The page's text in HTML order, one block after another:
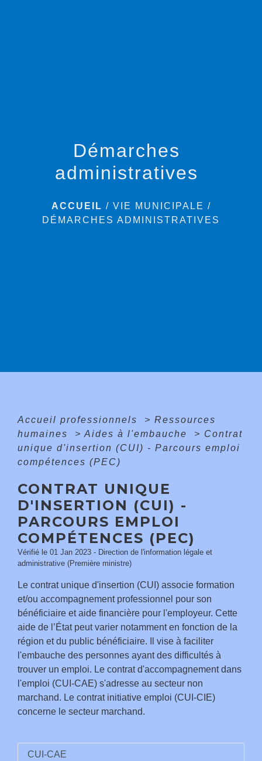
Démarches
administratives
ACCUEIL / VIE MUNICIPALE /
DÉMARCHES ADMINISTRATIVES
Accueil professionnels > Ressources
humaines
> Aides à l'embauche > Contrat
unique d'insertion (CUI) - Parcours emploi
compétences (PEC)
CONTRAT UNIQUE
D'INSERTION (CUI) -
PARCOURS EMPLOI
COMPÉTENCES (PEC)
Vérifié le 01 Jan 2023 - Direction de l'information légale et
administrative (Première ministre)
Le contrat unique d'insertion (CUI) associe formation
et/ou accompagnement professionnel pour son
bénéficiaire et aide financière pour l'employeur. Cette
aide de l’État peut varier notamment en fonction de la
région et du public bénéficiaire. Il vise à faciliter
l'embauche des personnes ayant des difficultés à
trouver un emploi. Le contrat d'accompagnement dans
l'emploi (CUI-CAE) s'adresse au secteur non
marchand. Le contrat initiative emploi (CUI-CIE)
concerne le secteur marchand.
CUI-CAE